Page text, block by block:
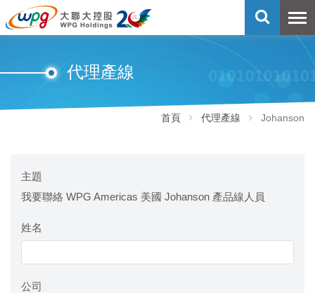
代理產線
首頁 代理產線 Johanson
主題
我要聯絡 WPG Americas 美國 Johanson 產品線人員
姓名
公司